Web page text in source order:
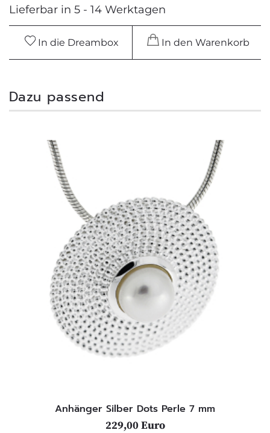
Lieferbar in 5 - 14 Werktagen
In die Dreambox In den Warenkorb
Dazu passend
Anhänger Silber Dots Perle 7 mm
229,00 Euro